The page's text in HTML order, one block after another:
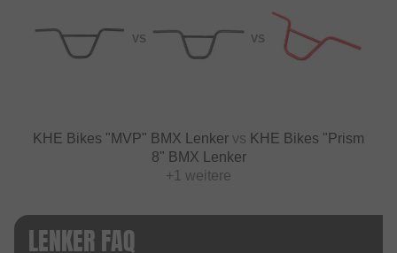
VS VS
KHE Bikes "MVP" BMX Lenker vs KHE Bikes "Prism
8" BMX Lenker
+1 weitere
LENKER FAQ